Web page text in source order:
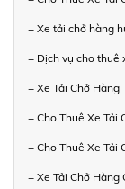
+ Xe tải chở hàng
+ Dịch vụ cho thuê
+ Xe Tải Chở Hàng
+ Cho Thuê Xe Tải
+ Cho Thuê Xe Tải
+ Xe Tải Chở Hàng